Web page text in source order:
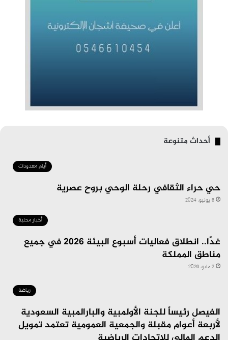
أحداث متنوعة
أيام معدودات
حي حراء الثقافي رحلة الوحي بروح عصرية
6 يونيو، 2024
أخبار محلية
غدًا.. انطلاق فعاليات أسبوع البيئة 2026 في جميع
مناطق المملكة
2 مايو، 2026
رياضة
الفيصل رئيساً للجنة الأولمبية والبارالمبية السعودية
لأربعة أعوام مقبلة والجمعية العمومية تعتمد تمويل